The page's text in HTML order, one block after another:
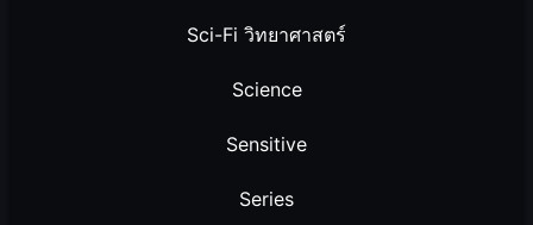
Sci-Fi วิทยาศาสตร์
Science
Sensitive
Series